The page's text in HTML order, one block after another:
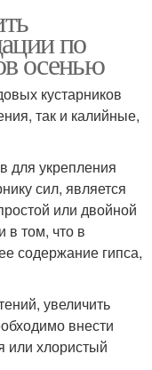
по
осенью
кустарников
так и калийные,
для укрепления
сил, является
или двойной
том, что в
содержание гипса,
увеличить
внести
или хлористый